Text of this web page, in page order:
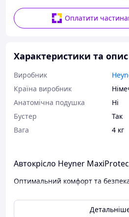
Оплатити
Характеристики та опис
Виробник
Країна виробник
Анатомічна подушка
Ні
Бустер
Так
Вага
4 кг
Автокрісло Heyner
Оптимальний комфорт та
ХАРАКТЕРИСТИКИ:
Heyner MaxiProtect Aero SP –